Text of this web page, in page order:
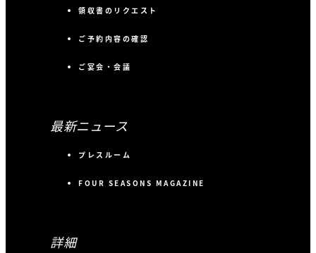
領収書のリクエスト
ご予約内容の確認
ご宴会・会議
最新ニュース
プレスルーム
FOUR SEASONS MAGAZINE
詳細